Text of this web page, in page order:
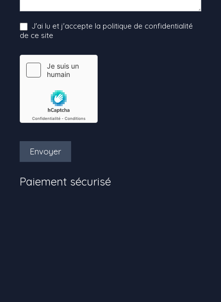
J'ai lu et j'accepte la politique de confidentialité
de ce site
Envoyer
Paiement sécurisé